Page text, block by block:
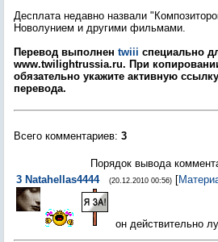
Десплата недавно назвали
Новолунием и другими фильмами.
Перевод выполнен twiii специально
www.twilightrussia.ru. При
обязательно укажите активную
перевода.
Всего комментариев: 3
Порядок вывода
3 Natahellas4444 (20.12.2010 00:56) [
он действительно